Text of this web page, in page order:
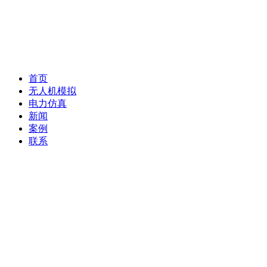
首页
无人机模拟
电力仿真
新闻
案例
联系